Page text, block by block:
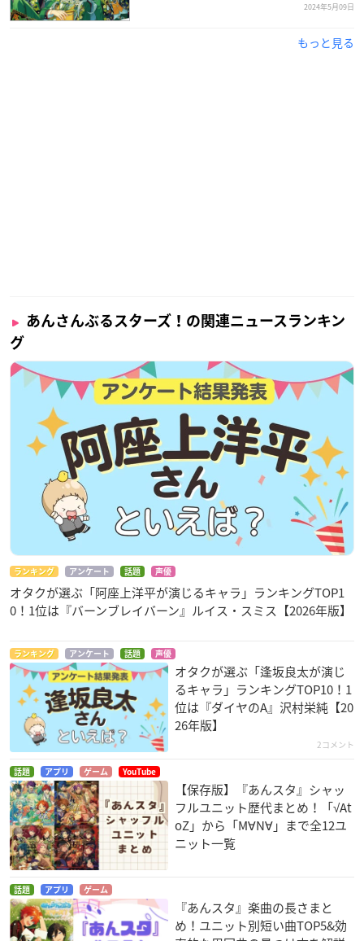
2024年5月09日
もっと見る
あんさんぶるスターズ！の関連ニュースランキン
グ
ランキング アンケート 話題 声優
オタクが選ぶ「阿座上洋平が演じるキャラ」ランキングTOP1
0！1位は『バーンブレイバーン』ルイス・スミス【2026年版】
ランキング アンケート 話題 声優
オタクが選ぶ「逢坂良太が演じ
るキャラ」ランキングTOP10！1
位は『ダイヤのA』沢村栄純【20
26年版】
2コメント
話題 アプリ ゲーム YouTube
【保存版】『あんスタ』シャッ
フルユニット歴代まとめ！「√At
oZ」から「M∀N∀」まで全12ユ
ニット一覧
話題 アプリ ゲーム
『あんスタ』楽曲の長さまと
め！ユニット別短い曲TOP5&効